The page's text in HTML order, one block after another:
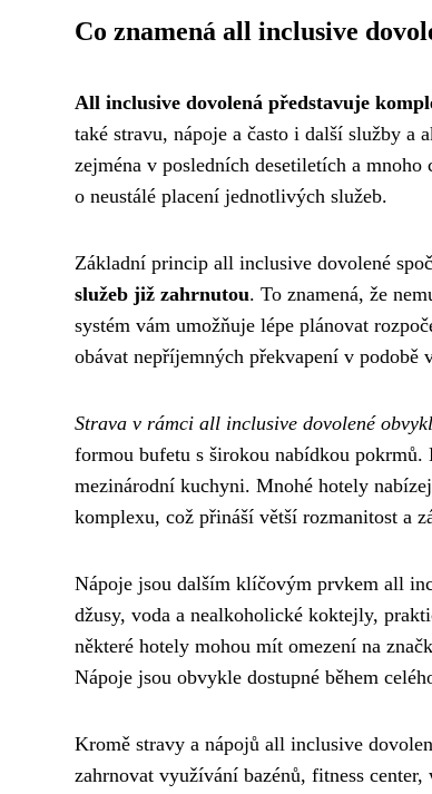
Co znamená all inclusive
All inclusive dovolená představuje
také stravu, nápoje a často i další služby a
zejména v posledních desetiletích a
o neustálé placení jednotlivých služeb.
Základní princip all inclusive dovolené
služeb již zahrnutou. To znamená, že
systém vám umožňuje lépe plánovat
obávat nepříjemných překvapení v podobě
Strava v rámci all inclusive dovolené
formou bufetu s širokou nabídkou
mezinárodní kuchyni. Mnohé hotely
komplexu, což přináší větší rozmanitost a
Nápoje jsou dalším klíčovým prvkem all
džusy, voda a nealkoholické koktejly,
některé hotely mohou mít omezení na
Nápoje jsou obvykle dostupné během
Kromě stravy a nápojů all inclusive
zahrnovat využívání bazénů, fitness